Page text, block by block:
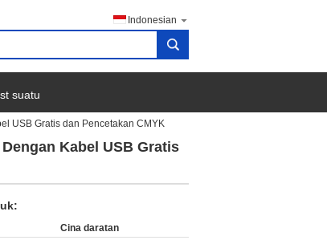
Indonesian
search
suatu
USB Gratis dan Pencetakan CMYK
Kabel USB Gratis
Cina daratan